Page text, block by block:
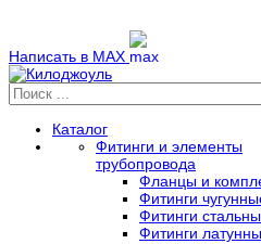
Написать в MAX
Каталог
Фитинги и элементы
трубопровода
Фланцы и
Фитинги
Фитинги
Фитинги